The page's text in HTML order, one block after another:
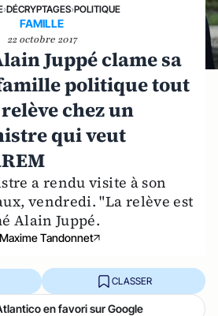
›DÉCRYPTAGES›POLITIQUE
FAMILLE
22 octobre 2017
Juppé clame sa
politique tout
chez un
qui veut
a rendu visite à son
vendredi. "La relève est
Alain Juppé.
Maxime Tandonnet
CLASSER
en favori sur Google